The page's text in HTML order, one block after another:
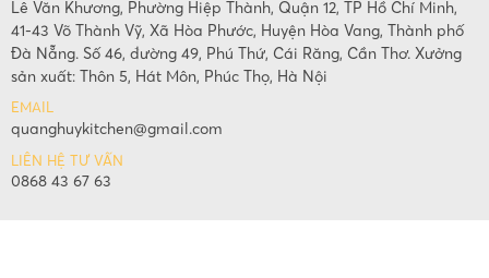
Lê Văn Khương, Phường Hiệp Thành, Quận 12, TP Hồ Chí Minh,
41-43 Võ Thành Vỹ, Xã Hòa Phước, Huyện Hòa Vang, Thành phố
Đà Nẵng. Số 46, đường 49, Phú Thứ, Cái Răng, Cần Thơ. Xưởng
sản xuất: Thôn 5, Hát Môn, Phúc Thọ, Hà Nội
EMAIL
quanghuykitchen@gmail.com
LIÊN HỆ TƯ VẤN
0868 43 67 63